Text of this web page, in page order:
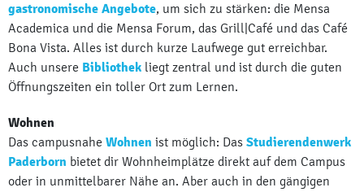
gastronomische Angebote, um sich zu stärken: die Mensa
Academica und die Mensa Forum, das Grill|Café und das Café
Bona Vista. Alles ist durch kurze Laufwege gut erreichbar.
Auch unsere Bibliothek liegt zentral und ist durch die guten
Öffnungszeiten ein toller Ort zum Lernen.
Wohnen
Das campusnahe Wohnen ist möglich: Das Studierendenwerk
Paderborn bietet dir Wohnheimplätze direkt auf dem Campus
oder in unmittelbarer Nähe an. Aber auch in den gängigen